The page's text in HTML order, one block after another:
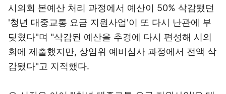
시의회 본예산 처리 과정에서 예산이 50% 삭감됐던
'청년 대중교통 요금 지원사업'이 또 다시 난관에 부
딪혔다"며 "삭감된 예산을 추경에 다시 편성해 시의
회에 제출했지만, 상임위 예비심사 과정에서 전액 삭
감됐다"고 지적했다.